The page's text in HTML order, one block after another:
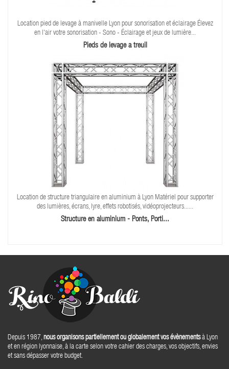
Location pied de levage à manivelle Lyon pour sonorisation et éclairage Élevez
en l'air votre sonorisation - Sono - Éclairage et jeux de lumière...
Pieds de levage a treuil
Location de structure triangulaire en aluminium à Lyon Matériel pour supporter
des lumières, écrans, lyre, effets robotisés, vidéoprojecteurs......
Structure en aluminium - Ponts, Porti...
Depuis 1987,nous organisons partiellement ou globalement vos évènementsà Lyon
et en région lyonnaise, à la carte selon votre cahier des charges, vos objectifs, envies
et sans dépasser votre budget.